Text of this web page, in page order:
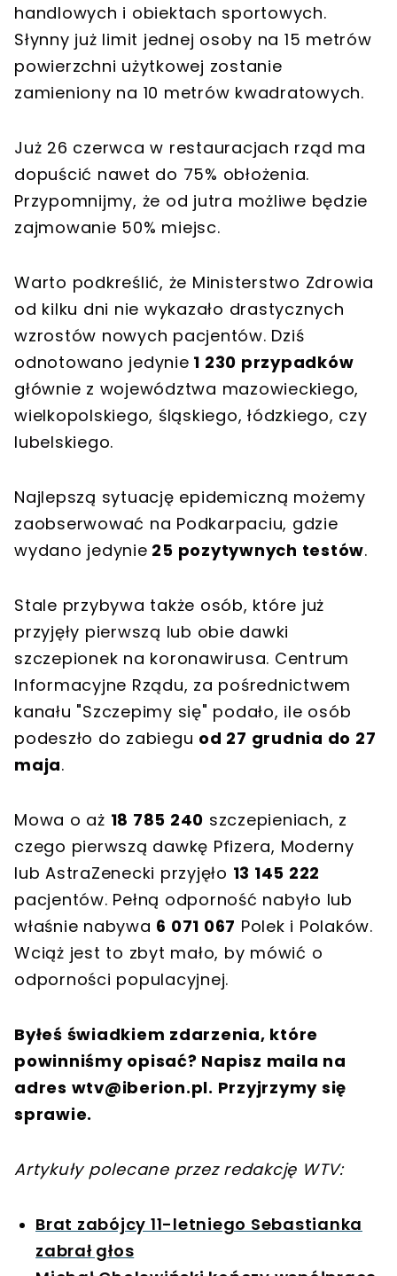
handlowych i obiektach sportowych.
Słynny już limit jednej osoby na 15 metrów
powierzchni użytkowej zostanie
zamieniony na 10 metrów kwadratowych.
Już 26 czerwca w restauracjach rząd ma
dopuścić nawet do 75% obłożenia.
Przypomnijmy, że od jutra możliwe będzie
zajmowanie 50% miejsc.
Warto podkreślić, że Ministerstwo Zdrowia
od kilku dni nie wykazało drastycznych
wzrostów nowych pacjentów. Dziś
odnotowano jedynie 1 230 przypadków
głównie z województwa mazowieckiego,
wielkopolskiego, śląskiego, łódzkiego, czy
lubelskiego.
Najlepszą sytuację epidemiczną możemy
zaobserwować na Podkarpaciu, gdzie
wydano jedynie 25 pozytywnych testów.
Stale przybywa także osób, które już
przyjęły pierwszą lub obie dawki
szczepionek na koronawirusa. Centrum
Informacyjne Rządu, za pośrednictwem
kanału "Szczepimy się" podało, ile osób
podeszło do zabiegu od 27 grudnia do 27
maja.
Mowa o aż 18 785 240 szczepieniach, z
czego pierwszą dawkę Pfizera, Moderny
lub AstraZenecki przyjęło 13 145 222
pacjentów. Pełną odporność nabyło lub
właśnie nabywa 6 071 067 Polek i Polaków.
Wciąż jest to zbyt mało, by mówić o
odporności populacyjnej.
Byłeś świadkiem zdarzenia, które
powinniśmy opisać? Napisz maila na
adres wtv@iberion.pl. Przyjrzymy się
sprawie.
Artykuły polecane przez redakcję WTV:
Brat zabójcy 11-letniego Sebastianka
zabrał głos